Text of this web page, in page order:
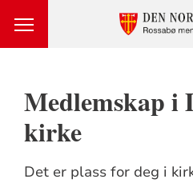
Medlemskap i
kirke
Det er plass for deg i